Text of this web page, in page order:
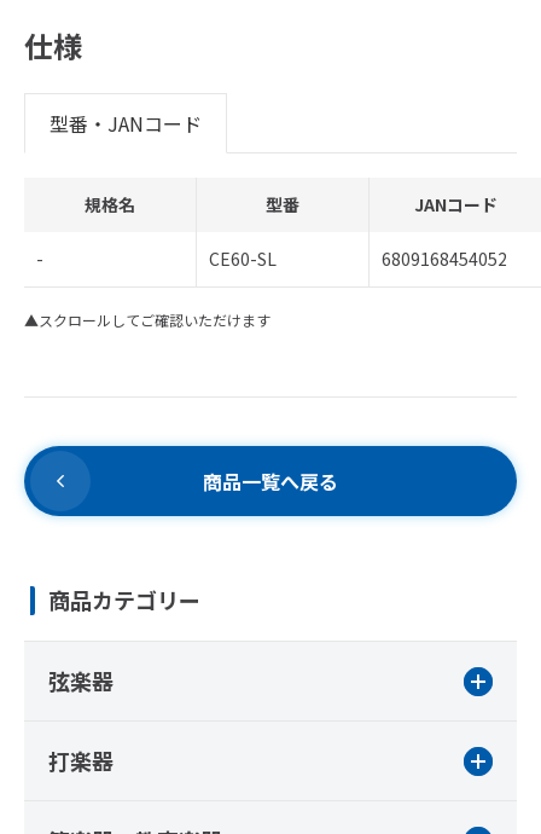
仕様
型番・JANコード
規格名 型番 JANコード
- CE60-SL 6809168454052
▲スクロールしてご確認いただけます
商品一覧へ戻る
商品カテゴリー
弦楽器
打楽器